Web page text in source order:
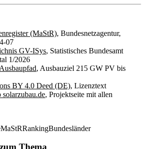
(MaStR), Bundesnetzagentur,
07
GV-ISys, Statistisches Bundesamt
1/2026
, Ausbauziel 215 GW PV bis
BY 4.0 Deed (DE), Lizenztext
, Projektseite mit allen
MaStRRankingBundesländer